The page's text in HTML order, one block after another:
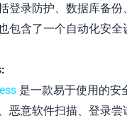
登录防护、数据库备份
包含了一个自动化安全
是一款易于使用的安
恶意软件扫描、登录尝